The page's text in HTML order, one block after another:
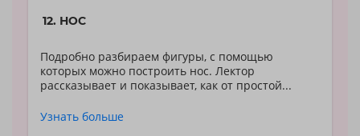
12. НОС
Подробно разбираем фигуры, с помощью
которых можно построить нос. Лектор
рассказывает и показывает, как от простой...
Узнать больше